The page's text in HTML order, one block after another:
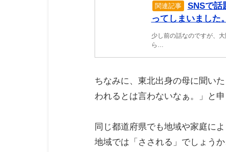
関連記事
SNSで話
ってしまいました。
少し前の話なのですが、
ら…
ちなみに、東北出身の母に聞い
われるとは言わないなぁ。」と申
同じ都道府県でも地域や家庭に
地域では「さされる」でしょう